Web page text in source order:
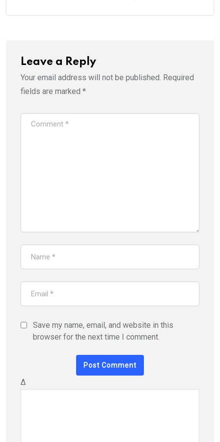
Leave a Reply
Your email address will not be published. Required
fields are marked *
Save my name, email, and website in this
browser for the next time I comment.
Δ